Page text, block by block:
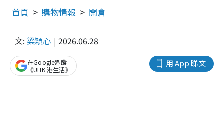
首頁 購物情報 開倉
文: 梁穎心 2026.06.28
用 App 睇文
在Google追蹤
《UHK 港生活》